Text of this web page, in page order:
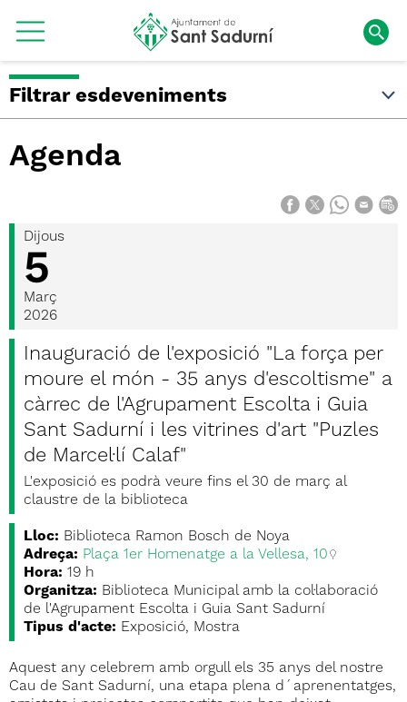
Filtrar esdeveniments
Agenda
Dijous
5
Març
2026
Inauguració de l'exposició "La força per
moure el món - 35 anys d'escoltisme" a
càrrec de l'Agrupament Escolta i Guia
Sant Sadurní i les vitrines d'art "Puzles
de Marcel·lí Calaf"
L'exposició es podrà veure fins el 30 de març al
claustre de la biblioteca
Lloc: Biblioteca Ramon Bosch de Noya
Adreça: Plaça 1er Homenatge a la Vellesa, 10
Hora: 19 h
Organitza: Biblioteca Municipal amb la col·laboració
de l'Agrupament Escolta i Guia Sant Sadurní
Tipus d'acte: Exposició, Mostra
Aquest any celebrem amb orgull els 35 anys del nostre
Cau de Sant Sadurní, una etapa plena d´aprenentatges,